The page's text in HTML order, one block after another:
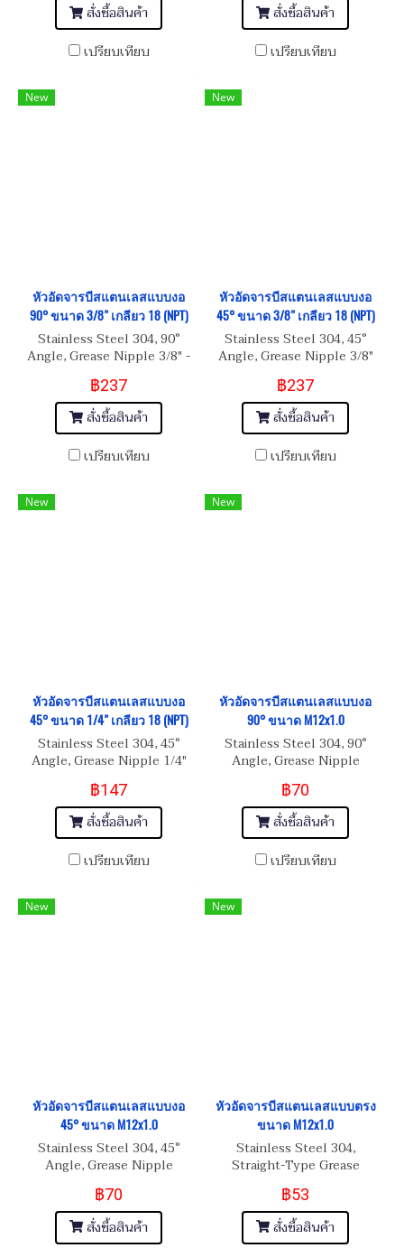
สั่งซื้อสินค้า
เปรียบเทียบ
สั่งซื้อสินค้า
เปรียบเทียบ
New
หัวอัดจารบีสแตนเลสแบบงอ
90° ขนาด 3/8" เกลียว 18 (NPT)
Stainless Steel 304, 90°
Angle, Grease Nipple 3/8" -
18 (NPT)
฿237
สั่งซื้อสินค้า
เปรียบเทียบ
New
หัวอัดจารบีสแตนเลสแบบงอ
45° ขนาด 3/8" เกลียว 18 (NPT)
Stainless Steel 304, 45°
Angle, Grease Nipple 3/8"
เกลียว 18 (NPT)
฿237
สั่งซื้อสินค้า
เปรียบเทียบ
New
หัวอัดจารบีสแตนเลสแบบงอ
45° ขนาด 1/4" เกลียว 18 (NPT)
Stainless Steel 304, 45°
Angle, Grease Nipple 1/4"
เกลียว 18 (NPT)
฿147
สั่งซื้อสินค้า
เปรียบเทียบ
New
หัวอัดจารบีสแตนเลสแบบงอ
90° ขนาด M12x1.0
Stainless Steel 304, 90°
Angle, Grease Nipple
M12x1.0
฿70
สั่งซื้อสินค้า
เปรียบเทียบ
New
หัวอัดจารบีสแตนเลสแบบงอ
45° ขนาด M12x1.0
Stainless Steel 304, 45°
Angle, Grease Nipple
M12x1.0
฿70
สั่งซื้อสินค้า
New
หัวอัดจารบีสแตนเลสแบบตรง
ขนาด M12x1.0
Stainless Steel 304,
Straight-Type Grease
Nipple M12x1.0
฿53
สั่งซื้อสินค้า